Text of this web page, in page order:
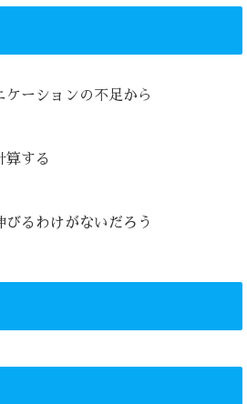
ーションの不足から
算する
びるわけがないだろう